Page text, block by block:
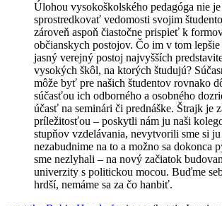
Úlohou vysokoškolského pedagóga nie
sprostredkovať vedomosti svojim
zároveň aspoň čiastočne prispieť k
občianskych postojov. Čo im v tom
jasný verejný postoj najvyšších
vysokých škôl, na ktorých študujú?
môže byť pre našich študentov rovnako
súčasťou ich odborného a osobného
účasť na seminári či prednáške. Štrajk je
príležitosťou – poskytli nám ju naši
stupňov vzdelávania, nevytvorili sme si ju
nezabudnime na to a možno sa dokonca
sme nezlyhali – na nový začiatok
univerzity s politickou mocou. Buďme
hrdší, nemáme sa za čo hanbiť.